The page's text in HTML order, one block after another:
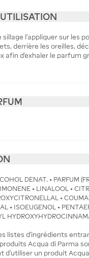
sillage l'appliquer sur les
derrière les oreilles,
afin d'exhaler le parfum
DENAT. • PARFUM
• LINALOOL •
•
• ISOEUGENOL •
listes d'ingrédients
Acqua di Parma
d'utiliser un produit